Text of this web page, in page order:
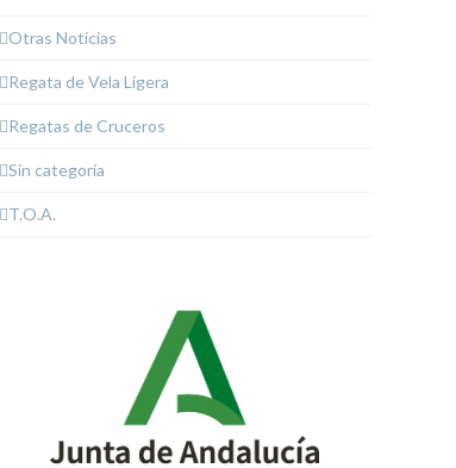
Otras Noticias
Regata de Vela Ligera
Regatas de Cruceros
Sin categoría
T.O.A.